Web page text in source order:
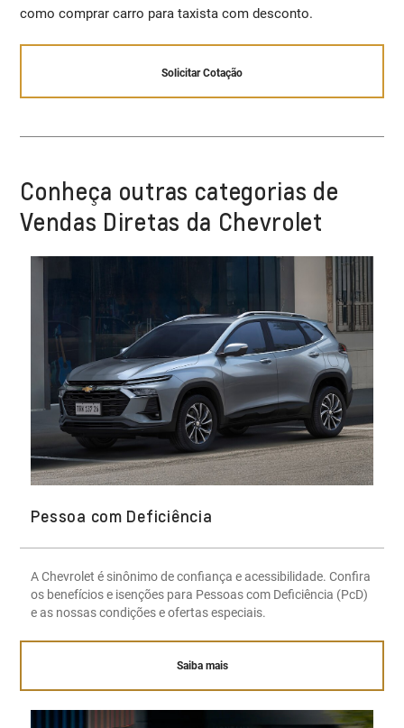
como comprar carro para taxista com desconto.
Solicitar Cotação
Conheça outras categorias de
Vendas Diretas da Chevrolet
Pessoa com Deficiência
A Chevrolet é sinônimo de confiança e acessibilidade. Confira
os benefícios e isenções para Pessoas com Deficiência (PcD)
e as nossas condições e ofertas especiais.
Saiba mais